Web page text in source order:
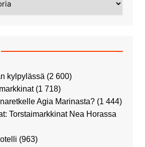
kylpylässä (2 600)
(1 718)
Agia Marinasta? (1 444)
Torstaimarkkinat Nea Horassa
(963)